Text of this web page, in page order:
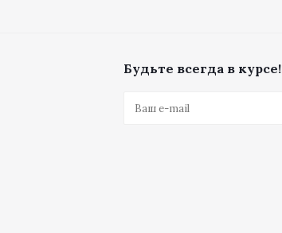
Будьте всегда в курсе!